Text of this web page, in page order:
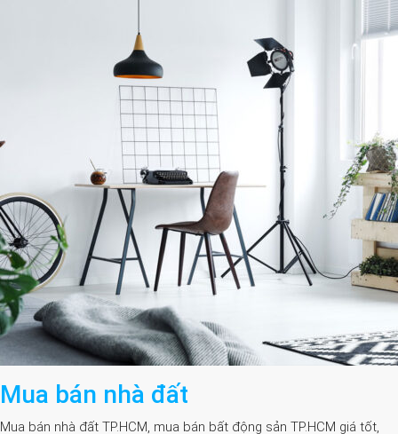
Mua bán nhà đất
Mua bán nhà đất TP.HCM, mua bán bất động sản TP.HCM giá tốt,